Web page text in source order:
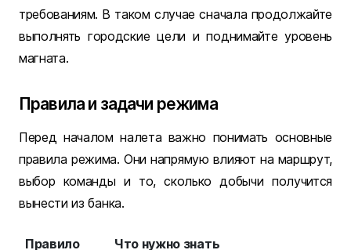
требованиям. В таком случае сначала продолжайте
выполнять городские цели и поднимайте уровень
магната.
Правила и задачи режима
Перед началом налета важно понимать основные
правила режима. Они напрямую влияют на маршрут,
выбор команды и то, сколько добычи получится
вынести из банка.
Правило Что нужно знать